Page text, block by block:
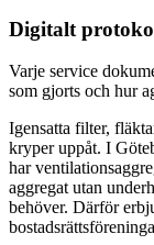
Digitalt
Varje service
som gjorts och hur
Igensatta filter,
kryper uppåt. I
har
aggregat utan
behöver. Därför